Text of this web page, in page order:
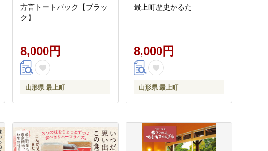
方言トートバック【ブラッ
ク】
8,000円
山形県 最上町
最上町歴史かるた
8,000円
山形県 最上町